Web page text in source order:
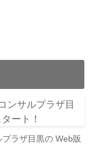
ラザ目黒の Web販